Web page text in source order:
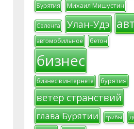
Бурятия Михаил Мишустин
Селенга Улан-Удэ
автомобильное бетон
бизнес
бизнес в интернете бурятия
ветер странствий
глава Бурятии грибы